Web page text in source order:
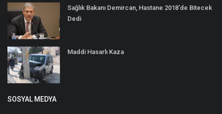
Sağlık Bakanı Demircan, Hastane 2018’de Bitecek
Dedi
Maddi Hasarlı Kaza
SOSYAL MEDYA